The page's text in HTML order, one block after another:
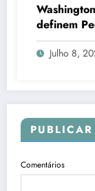
definem
candidatos
Julho 8,
Comentários